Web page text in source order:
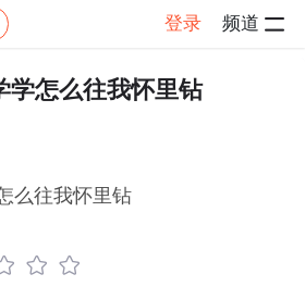
登录 频道
感慨 帖子详情
学怎么往我怀里钻
么往我怀里钻